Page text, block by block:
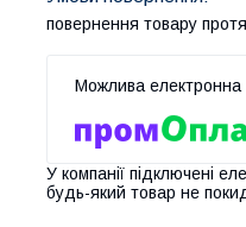
повернення товару
У компанії підключені
будь-який товар не